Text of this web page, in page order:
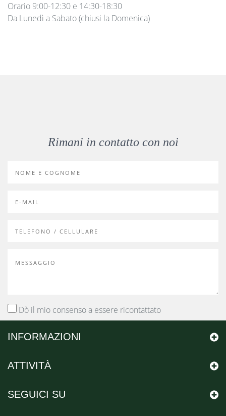
Orario 9:00-12:30 e 14:30-18:30
Da Lunedì a Sabato (chiusi la Domenica)
Rimani in contatto con noi
Dò il mio consenso a essere ricontattato
INFORMAZIONI
ATTIVITÀ
SEGUICI SU